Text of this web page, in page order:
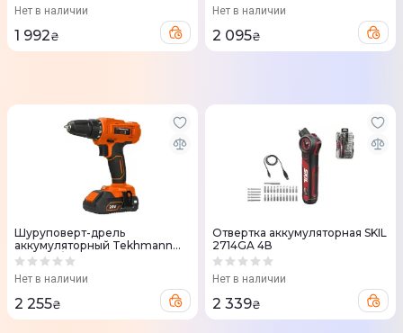
Нет в наличии
1 992₴
Нет в наличии
2 095₴
Шуруповерт-дрель
аккумуляторный Tekhmann
TCD-30/i20 KIT 20В
Нет в наличии
2 255₴
Отвертка аккумуляторная SKIL
2714GA 4В
Нет в наличии
2 339₴